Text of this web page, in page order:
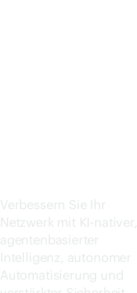
Verbessern Sie Ihr
Netzwerk mit KI-nativer,
agentenbasierter
Intelligenz, autonomer
Automatisierung und